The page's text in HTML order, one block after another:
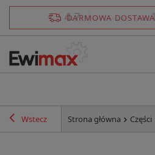
DARMOWA DOSTAWA
Wstecz Strona główna Części
4.7/ 5zweryfikowane przez